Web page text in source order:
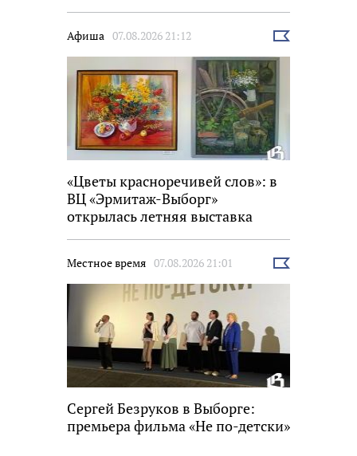
Афиша 07.08.2026 21:12
Выбрать
«Цветы красноречивей слов»: в
ВЦ «Эрмитаж-Выборг»
открылась летняя выставка
Местное время 07.08.2026 21:01
Выбрать
Сергей Безруков в Выборге:
премьера фильма «Не по-детски»